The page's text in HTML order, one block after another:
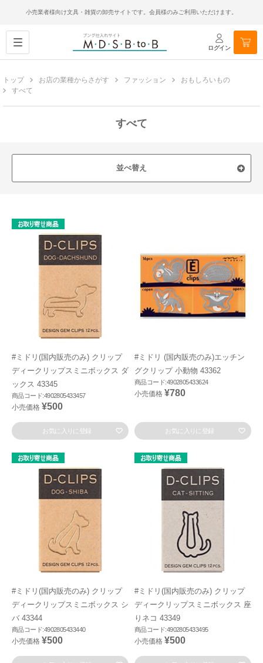
小売業者様向け文具・雑貨の卸売サイトです。会員様のみご利用いただけます。
ログイン
トップ お店の業種からさがす ファッション
おもしろいもの
すべて
すべて
並べ替え
#ミドリ(国内販売のみ) クリップ
ディークリップスミニボックス ダ
ックス 43345
商品コード:4902805433457
小売価格 ¥500
お気に入りに登録
#ミドリ (国内販売のみ)エッチン
グクリップ 小動物 43362
商品コード:4902805433624
小売価格 ¥780
お気に入りに登録
#ミドリ(国内販売のみ) クリップ
ディークリップスミニボックス シ
バ 43344
商品コード:4902805433440
小売価格 ¥500
#ミドリ(国内販売のみ) クリップ
ディークリップスミニボックス 座
りネコ 43349
商品コード:4902805433495
小売価格 ¥500